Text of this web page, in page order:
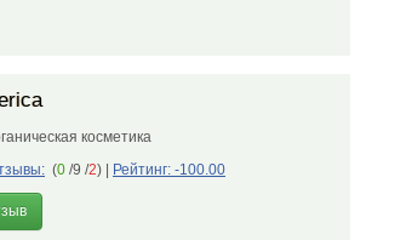
косметика
(0 /9 /2) Рейтинг: -100.00